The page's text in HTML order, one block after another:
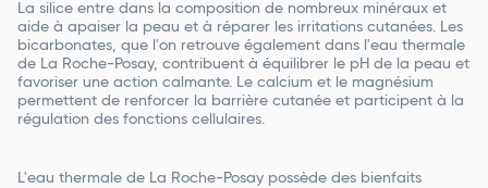
La silice entre dans la composition de nombreux minéraux et
aide à apaiser la peau et à réparer les irritations cutanées. Les
bicarbonates, que l'on retrouve également dans l'eau thermale
de La Roche-Posay, contribuent à équilibrer le pH de la peau et
favoriser une action calmante. Le calcium et le magnésium
permettent de renforcer la barrière cutanée et participent à la
régulation des fonctions cellulaires.
L'eau thermale de La Roche-Posay possède des bienfaits